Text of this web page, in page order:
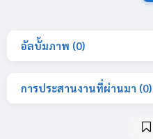
อัลบั้มภาพ (0)
การประสานงานที่ผ่านมา (0)